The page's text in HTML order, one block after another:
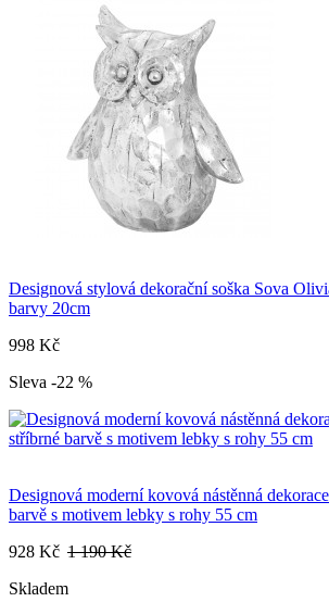
Designová stylová dekorační soška Sova
barvy 20cm
998 Kč
Sleva -22 %
Designová moderní kovová nástěnná
barvě s motivem lebky s rohy 55 cm
928 Kč 1 190 Kč
Skladem